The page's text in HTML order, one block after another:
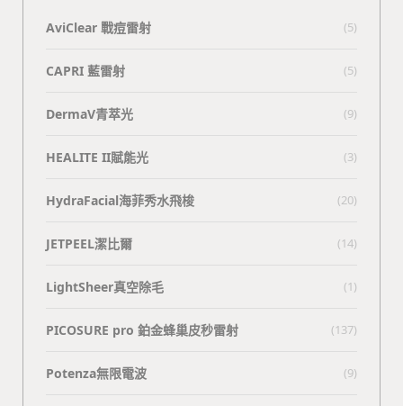
AviClear 戰痘雷射 (5)
CAPRI 藍雷射 (5)
DermaV青萃光 (9)
HEALITE II賦能光 (3)
HydraFacial海菲秀水飛梭 (20)
JETPEEL潔比爾 (14)
LightSheer真空除毛 (1)
PICOSURE pro 鉑金蜂巢皮秒雷射 (137)
Potenza無限電波 (9)